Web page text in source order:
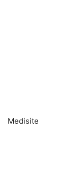
Medisite